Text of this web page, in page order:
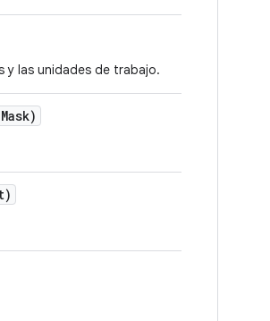
y las unidades de trabajo.
Mask)